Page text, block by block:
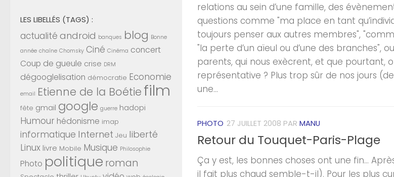
relations au sein d’une famille, des
questions comme "ma place en tant
toujours penser aux autres membres",
"la perte d’un aïeul ou d’une des branches",
parents, qui nous exècrent, et que
représentative ? Plus trop sûr de nos jours
une...
PHOTO 27 JUILLET 2008 PAR MANU
Retour du Touquet-Paris-Plage
Ça y est, les bonnes choses ont une fin…
il fait plus chaud semble-t-il). Pour les plus
LES LIBELLÉS (TAGS) :
actualité android banques blog Bonne
année chaîne Chomsky Ciné Cinéma concert
Coup de gueule crise DRM
dégooglelisation démocratie Economie
email Etienne de la Boétie film
fête gmail google guerre hadopi
Humour hédonisme imap
informatique Internet Jeu liberté
Linux livre Mobile Musique Philosophie
Photo politique roman